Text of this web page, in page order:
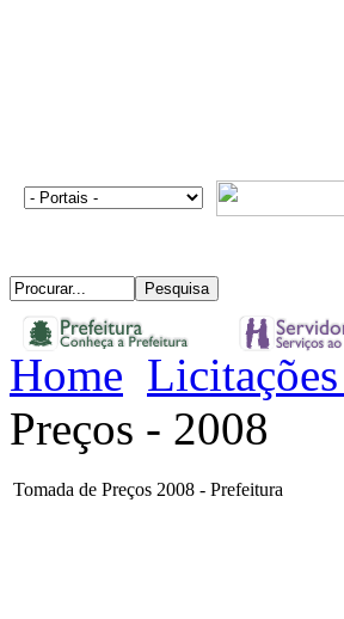
Home
Preços - 2008
Tomada de Preços 2008 - Prefeitura